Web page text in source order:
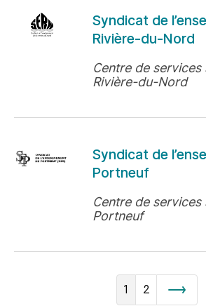
Syndicat de
Rivière-du-Nord
Centre de
Rivière-du-Nord
Syndicat de
Portneuf
Centre de services
Portneuf
1 2
Suivant